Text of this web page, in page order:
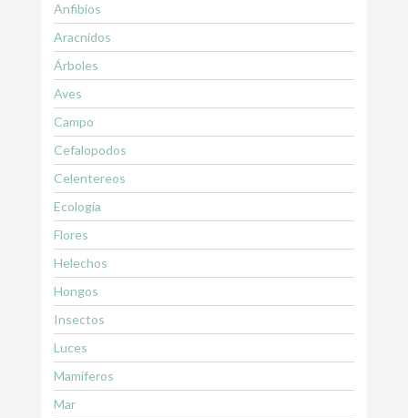
Anfibios
Aracnidos
Árboles
Aves
Campo
Cefalopodos
Celentereos
Ecología
Flores
Helechos
Hongos
Insectos
Luces
Mamiferos
Mar